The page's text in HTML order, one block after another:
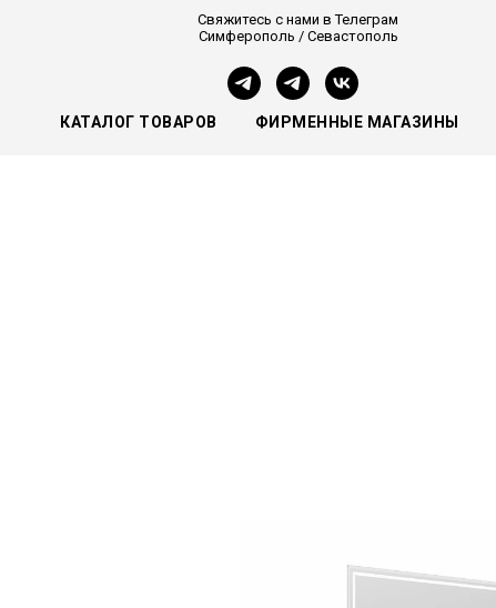
Свяжитесь с нами в Телеграм
Симферополь / Севастополь
КАТАЛОГ ТОВАРОВ ФИРМЕННЫЕ МАГАЗИНЫ